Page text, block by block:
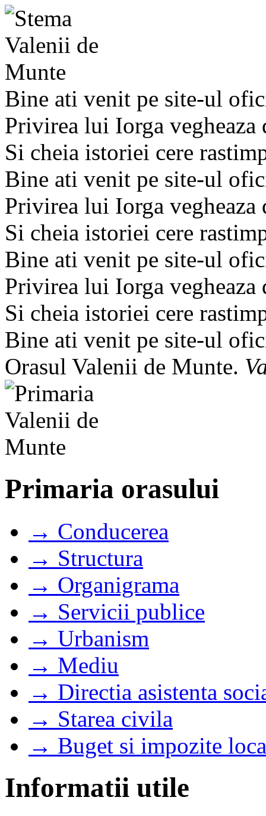
Bine ati venit pe site-ul
Privirea lui Iorga
Si cheia istoriei cere
Bine ati venit pe site-ul
Privirea lui Iorga
Si cheia istoriei cere
Bine ati venit pe site-ul
Privirea lui Iorga
Si cheia istoriei cere
Bine ati venit pe site-ul
Orasul Valenii de Munte.
Primaria orasului
→ Conducerea
→ Structura
→ Organigrama
→ Servicii publice
→ Urbanism
→ Mediu
→ Directia asistenta
→ Starea civila
→ Buget si impozite
Informatii utile